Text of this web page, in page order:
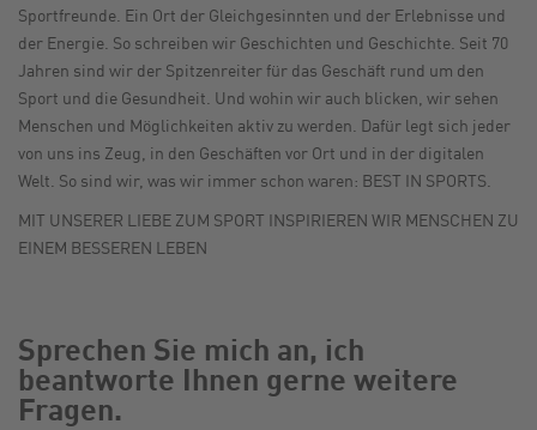
Sportfreunde. Ein Ort der Gleichgesinnten und der Erlebnisse und
der Energie. So schreiben wir Geschichten und Geschichte. Seit 70
Jahren sind wir der Spitzenreiter für das Geschäft rund um den
Sport und die Gesundheit. Und wohin wir auch blicken, wir sehen
Menschen und Möglichkeiten aktiv zu werden. Dafür legt sich jeder
von uns ins Zeug, in den Geschäften vor Ort und in der digitalen
Welt. So sind wir, was wir immer schon waren: BEST IN SPORTS.
MIT UNSERER LIEBE ZUM SPORT INSPIRIEREN WIR MENSCHEN ZU
EINEM BESSEREN LEBEN
Sprechen Sie mich an, ich
beantworte Ihnen gerne weitere
Fragen.